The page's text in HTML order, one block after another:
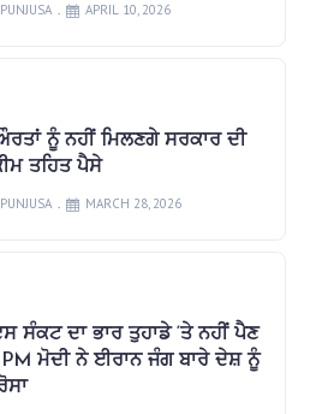
APRIL 10, 2026
ਨੂੰ ਨਹੀਂ ਮਿਲਣਗੇ ਸਰਕਾਰ ਦੀ
ਤਹਿਤ ਪੈਸੇ
MARCH 28, 2026
ਸੰਕਟ ਦਾ ਭਾਰ ਤੁਹਾਡੇ ‘ਤੇ ਨਹੀਂ ਪੈਣ
PM ਮੋਦੀ ਨੇ ਈਰਾਨ ਜੰਗ ਬਾਰੇ ਦੇਸ਼ ਨੂੰ